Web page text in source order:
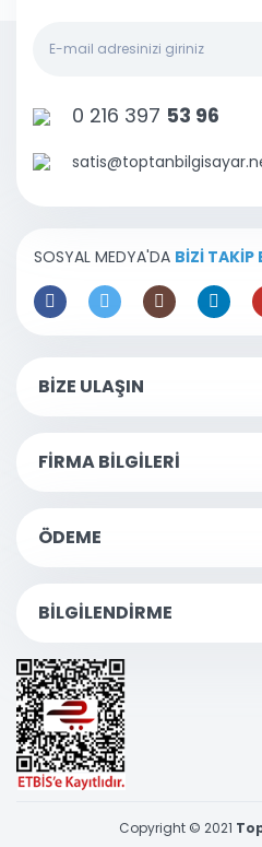
0 216 397 53 96
SOSYAL MEDYA'DA BİZİ TAKİP
BİZE ULAŞIN
FİRMA BİLGİLERİ
ÖDEME
BİLGİLENDİRME
Copyright © 2021